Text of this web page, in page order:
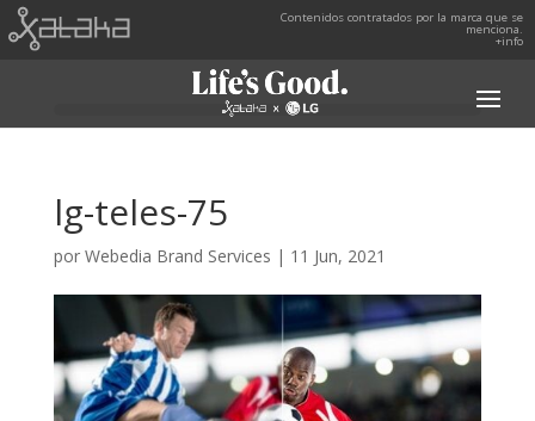
Contenidos contratados por la marca que se
menciona.
+info
lg-teles-75
por Webedia Brand Services | 11 Jun, 2021